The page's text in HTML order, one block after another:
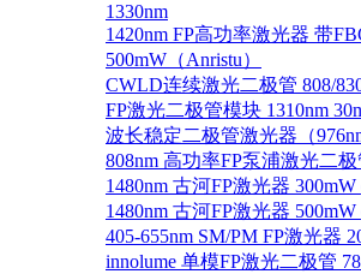
1330nm
1420nm FP高功率激光器 带
500mW（Anristu）
CWLD连续激光二极管 808/
FP激光二极管模块 1310nm
波长稳定二极管激光器（
808nm 高功率FP泵浦激光二极
1480nm 古河FP激光器
1480nm 古河FP激光器
405-655nm SM/PM FP激光器
innolume 单模FP激光二极管